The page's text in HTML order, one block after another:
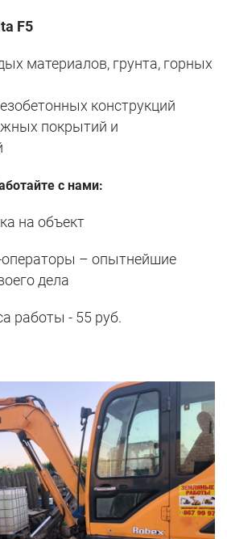
F5
материалов, грунта, горных
конструкций
покрытий и
с нами:
на объект
– опытнейшие
дела
работы - 55 руб.